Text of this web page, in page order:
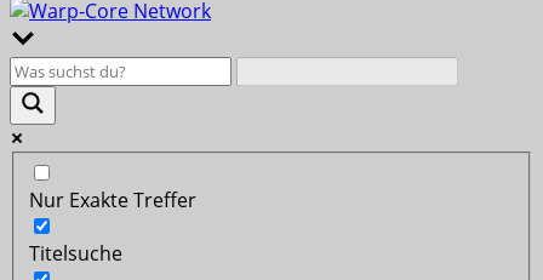
Nur Exakte Treffer
Titelsuche